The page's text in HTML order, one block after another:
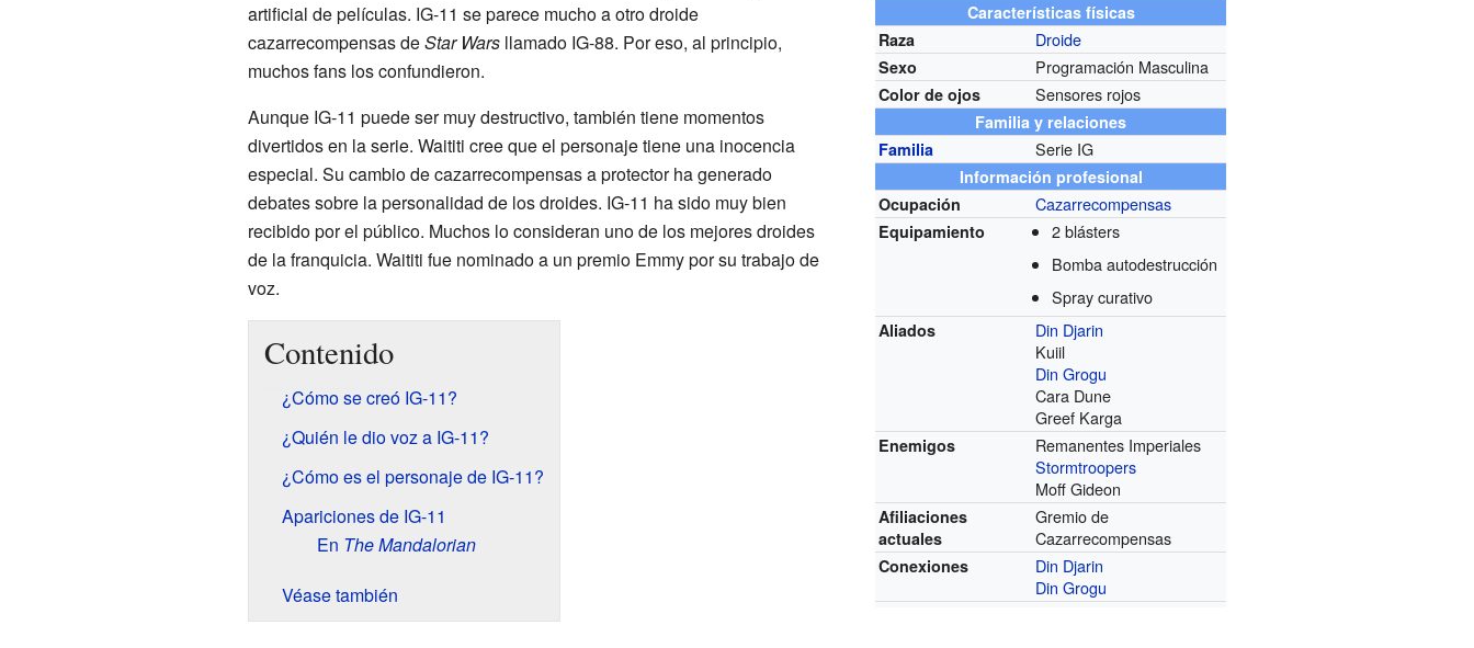
Características físicas
Raza
Droide
Sexo Programación Masculina
Color de ojos Sensores rojos
Familia y relaciones
Familia
Serie IG
Información profesional
Ocupación
Cazarrecompensas
Equipamiento
2 blásters
Bomba autodestrucción
Spray curativo
Aliados
Din Djarin
Kuiil
Din Grogu
Cara Dune
Greef Karga
Enemigos
Remanentes Imperiales
Stormtroopers
Moff Gideon
Afiliaciones
actuales
Gremio de
Cazarrecompensas
Conexiones
Din Djarin
Din Grogu
artificial de películas. IG-11 se parece mucho a otro droide
cazarrecompensas deStar Warsllamado IG-88. Por eso, al principio,
muchos fans los confundieron.
Aunque IG-11 puede ser muy destructivo, también tiene momentos
divertidos en la serie. Waititi cree que el personaje tiene una inocencia
especial. Su cambio de cazarrecompensas a protector ha generado
debates sobre la personalidad de los droides. IG-11 ha sido muy bien
recibido por el público. Muchos lo consideran uno de los mejores droides
de la franquicia. Waititi fue nominado a un premio Emmy por su trabajo de
voz.
Contenido
¿Cómo se creó IG-11?
¿Quién le dio voz a IG-11?
¿Cómo es el personaje de IG-11?
Apariciones de IG-11
En The Mandalorian
Véase también